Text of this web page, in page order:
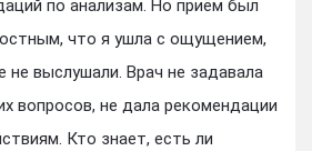
по анализам. Но приём был
что я ушла с ощущением,
выслушали. Врач не задавала
вопросов, не дала рекомендации
Кто знает, есть ли